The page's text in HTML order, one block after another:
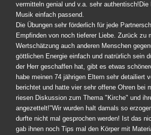
vermitteln genial und v.a. sehr authentisch!Die
Musik einfach passend.
Die Übungen sehr förderlich für jede
Empfinden von noch tieferer Liebe. Zurück zu
Wertschätzung auch anderen Menschen
göttlichen Energie einfach und natrürlich sein
der Herr geschaffen hat, gibt es etwas
habe meinen 74 jährigen Eltern sehr detailiert
berichtet und hatte vier sehr offene Ohren bei
riesen Diskussion zum Thema "Kirche" und
angezettelt!"Wir wurden halt damals so
durfte nicht mal gesprochen werden! Ist das
gab ihnen noch Tips mal den Körper mit